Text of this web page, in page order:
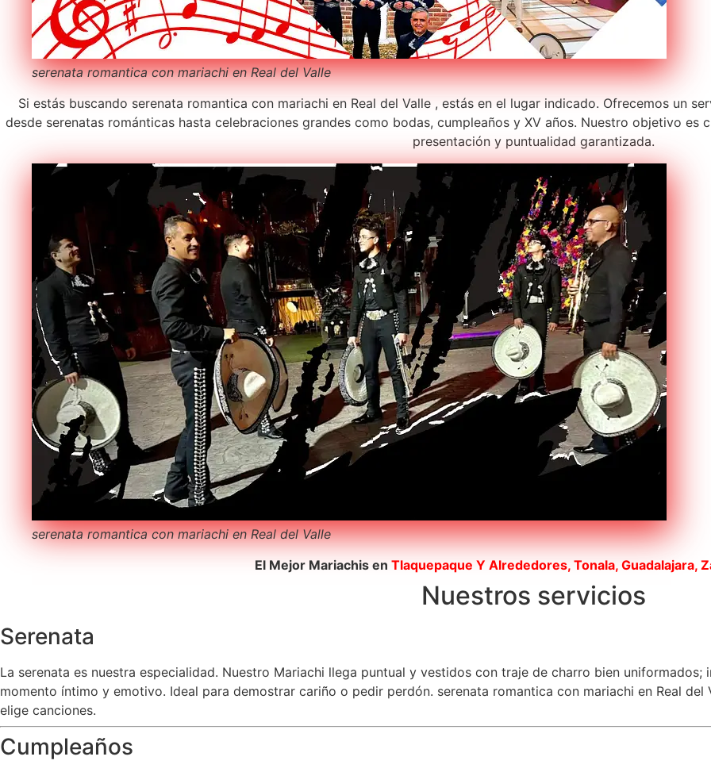
serenata romantica con mariachi en Real del Valle
Si estás buscando serenata romantica con mariachi en Real del Valle , estás en el lugar indicado. Ofrecemos un
desde serenatas románticas hasta celebraciones grandes como bodas, cumpleaños y XV años. Nuestro objetivo
presentación y puntualidad garantizada.
serenata romantica con mariachi en Real del Valle
El Mejor Mariachis en Tlaquepaque Y Alrededores, Tonala, Guadalajara,
Nuestros servicios
Serenata
La serenata es nuestra especialidad. Nuestro Mariachi llega puntual y vestidos con traje de charro bien
momento íntimo y emotivo. Ideal para demostrar cariño o pedir perdón. serenata romantica con mariachi en Real
elige canciones.
Cumpleaños